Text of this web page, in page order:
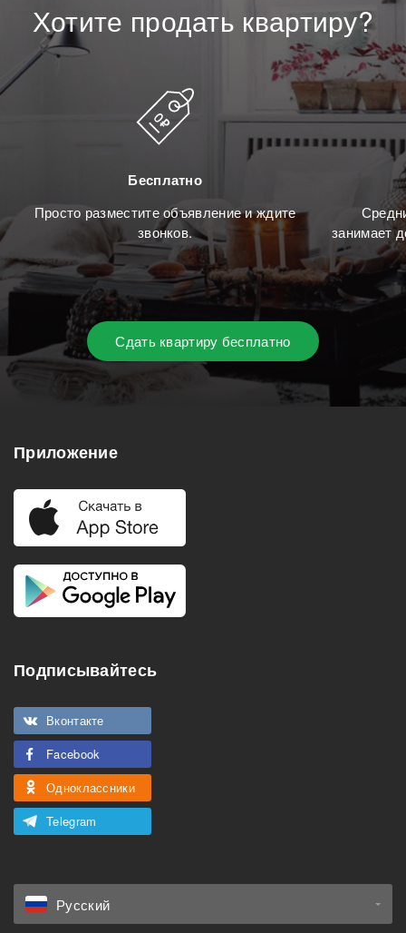
Хотите продать квартиру?
Бесплатно
Просто разместите объявление и ждите
звонков.
занимает
Сдать квартиру бесплатно
Приложение
Подписывайтесь
Вконтакте
Facebook
Одноклассники
Telegram
Русский